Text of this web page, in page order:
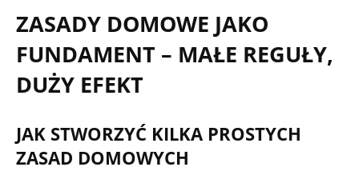
ZASADY DOMOWE JAKO
FUNDAMENT – MAŁE REGUŁY,
DUŻY EFEKT
JAK STWORZYĆ KILKA PROSTYCH
ZASAD DOMOWYCH